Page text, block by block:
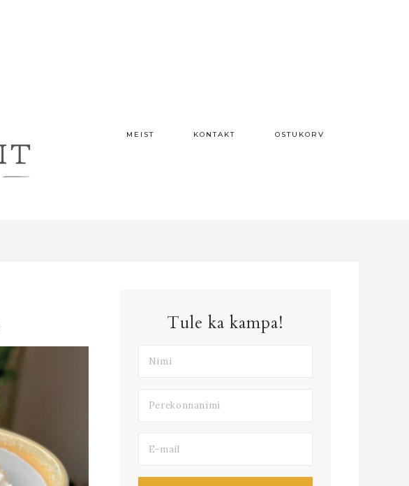
MEIST KONTAKT OSTUKORV
Tule ka kampa!